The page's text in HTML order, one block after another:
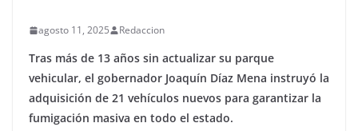
agosto 11, 2025 Redaccion
Tras más de 13 años sin actualizar su parque
vehicular, el gobernador Joaquín Díaz Mena instruyó la
adquisición de 21 vehículos nuevos para garantizar la
fumigación masiva en todo el estado.